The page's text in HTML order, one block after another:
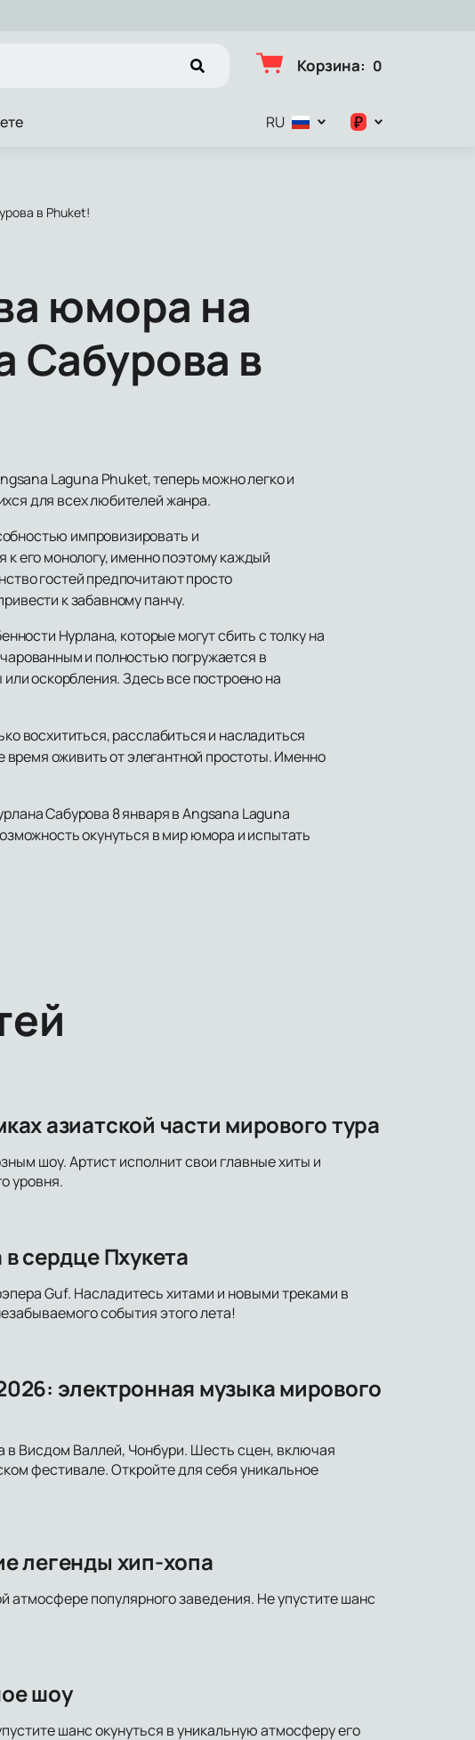
Корзина: 0
RU ₽
в Phuket!
юмора на
Сабурова в
Laguna Phuket, теперь можно легко и
для всех любителей жанра.
импровизировать и
его монологу, именно поэтому каждый
гостей предпочитают просто
к забавному панчу.
Нурлана, которые могут сбить с толку на
и полностью погружается в
оскорбления. Здесь все построено на
восхититься, расслабиться и насладиться
время оживить от элегантной простоты. Именно
Сабурова 8 января в Angsana Laguna
окунуться в мир юмора и испытать
азиатской части мирового тура
шоу. Артист исполнит свои главные хиты и
уровня.
сердце Пхукета
Guf. Насладитесь хитами и новыми треками в
события этого лета!
электронная музыка мирового
в Висдом Валлей, Чонбури. Шесть сцен, включая
фестивале. Откройте для себя уникальное
легенды хип-хопа
атмосфере популярного заведения. Не упустите шанс
шоу
шанс окунуться в уникальную атмосферу его